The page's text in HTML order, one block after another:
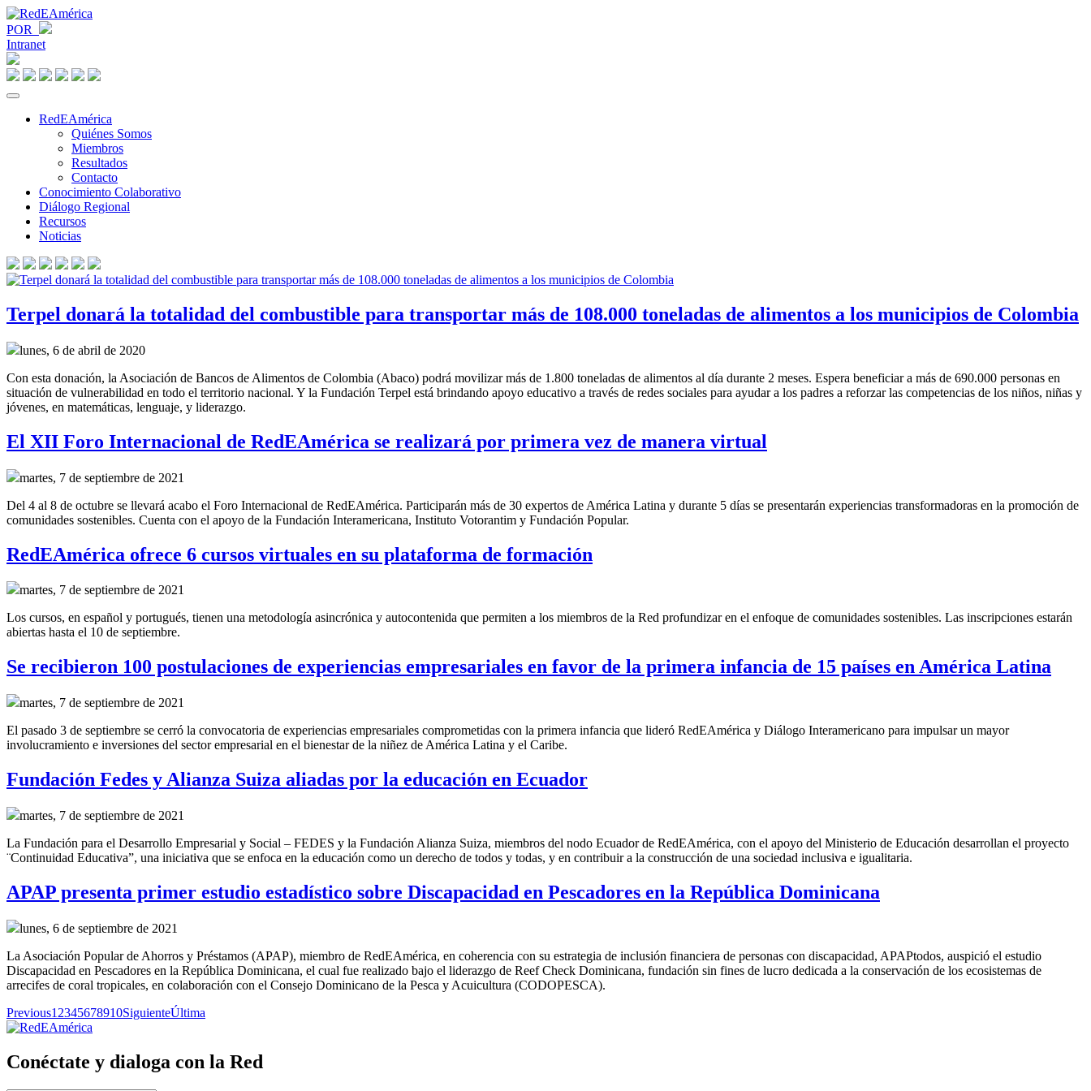
POR
Intranet
RedEAmérica
Quiénes Somos
Miembros
Resultados
Contacto
Conocimiento Colaborativo
Diálogo Regional
Recursos
Noticias
Terpel donará la totalidad del combustible para transportar más de 108.000 toneladas de alimentos a los municipios de Colombia
lunes, 6 de abril de 2020
Con esta donación, la Asociación de Bancos de Alimentos de Colombia (Abaco) podrá movilizar más de 1.800 toneladas de alimentos al día durante 2 meses. Espera beneficiar a más de 690.000 personas en
situación de vulnerabilidad en todo el territorio nacional. Y la Fundación Terpel está brindando apoyo educativo a través de redes sociales para ayudar a los padres a reforzar las competencias de los niños, niñas y
jóvenes, en matemáticas, lenguaje, y liderazgo.
El XII Foro Internacional de RedEAmérica se realizará por primera vez de manera virtual
martes, 7 de septiembre de 2021
Del 4 al 8 de octubre se llevará acabo el Foro Internacional de RedEAmérica. Participarán más de 30 expertos de América Latina y durante 5 días se presentarán experiencias transformadoras en la promoción de
comunidades sostenibles. Cuenta con el apoyo de la Fundación Interamericana, Instituto Votorantim y Fundación Popular.
RedEAmérica ofrece 6 cursos virtuales en su plataforma de formación
martes, 7 de septiembre de 2021
Los cursos, en español y portugués, tienen una metodología asincrónica y autocontenida que permiten a los miembros de la Red profundizar en el enfoque de comunidades sostenibles. Las inscripciones estarán
abiertas hasta el 10 de septiembre.
Se recibieron 100 postulaciones de experiencias empresariales en favor de la primera infancia de 15 países en América Latina
martes, 7 de septiembre de 2021
El pasado 3 de septiembre se cerró la convocatoria de experiencias empresariales comprometidas con la primera infancia que lideró RedEAmérica y Diálogo Interamericano para impulsar un mayor
involucramiento e inversiones del sector empresarial en el bienestar de la niñez de América Latina y el Caribe.
Fundación Fedes y Alianza Suiza aliadas por la educación en Ecuador
martes, 7 de septiembre de 2021
La Fundación para el Desarrollo Empresarial y Social – FEDES y la Fundación Alianza Suiza, miembros del nodo Ecuador de RedEAmérica, con el apoyo del Ministerio de Educación desarrollan el proyecto
¨Continuidad Educativa”, una iniciativa que se enfoca en la educación como un derecho de todos y todas, y en contribuir a la construcción de una sociedad inclusiva e igualitaria.
APAP presenta primer estudio estadístico sobre Discapacidad en Pescadores en la República Dominicana
lunes, 6 de septiembre de 2021
La Asociación Popular de Ahorros y Préstamos (APAP), miembro de RedEAmérica, en coherencia con su estrategia de inclusión financiera de personas con discapacidad, APAPtodos, auspició el estudio
Discapacidad en Pescadores en la República Dominicana, el cual fue realizado bajo el liderazgo de Reef Check Dominicana, fundación sin fines de lucro dedicada a la conservación de los ecosistemas de
arrecifes de coral tropicales, en colaboración con el Consejo Dominicano de la Pesca y Acuicultura (CODOPESCA).
Previous1 2345678910SiguienteÚltima
Conéctate y dialoga con la Red